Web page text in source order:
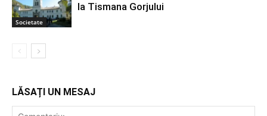
Societate
la Tismana Gorjului
LĂSAȚI UN MESAJ